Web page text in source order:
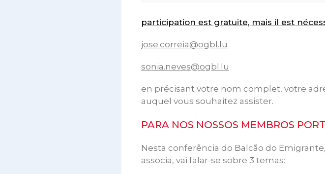
participation est gratuite, mais il est
jose.correia@ogbl.lu
sonia.neves@ogbl.lu
en précisant votre nom complet, votre
auquel vous souhaitez assister.
PARA NOS NOSSOS MEMBROS
Nesta conferência do Balcão do
associa, vai falar-se sobre 3 temas: